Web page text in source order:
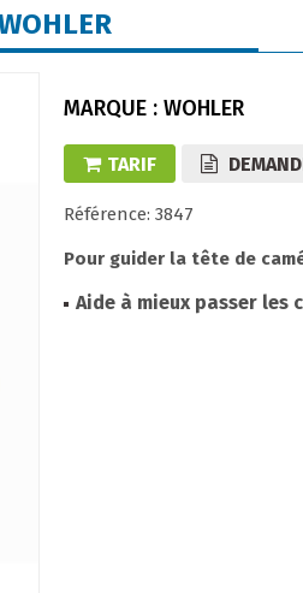
MARQUE : WOHLER
TARIF
Référence: 3847
Pour guider la tête de
Aide à mieux passer